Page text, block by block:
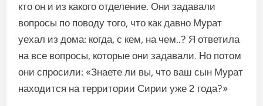
кто он и из какого отделение. Они задавали
вопросы по поводу того, что как давно Мурат
уехал из дома: когда, с кем, на чем..? Я ответила
на все вопросы, которые они задавали. Но потом
они спросили: «Знаете ли вы, что ваш сын Мурат
находится на территории Сирии уже 2 года?»